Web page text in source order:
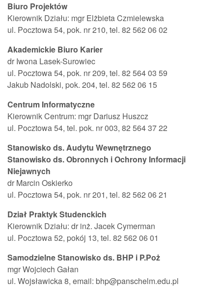
Biuro Projektów
Kierownik Działu: mgr Elżbieta Czmielewska
ul. Pocztowa 54, pok. nr 210, tel. 82 562 06 02
Akademickie Biuro Karier
dr Iwona Lasek-Surowiec
ul. Pocztowa 54, pok. nr 209, tel. 82 564 03 59
Jakub Nadolski, pok. 204, tel. 82 562 06 15
Centrum Informatyczne
Kierownik Centrum: mgr Dariusz Huszcz
ul. Pocztowa 54, tel. pok. nr 003, 82 564 37 22
Stanowisko ds. Audytu Wewnętrznego
Stanowisko ds. Obronnych i Ochrony Informacji
Niejawnych
dr Marcin Oskierko
ul. Pocztowa 54, pok. nr 201, tel. 82 562 06 21
Dział Praktyk Studenckich
Kierownik Działu: dr inż. Jacek Cymerman
ul. Pocztowa 52, pokój 13, tel. 82 562 06 01
Samodzielne Stanowisko ds. BHP i P.Poż
mgr Wojciech Gałan
ul. Wojsławicka 8, email: bhp@panschelm.edu.pl